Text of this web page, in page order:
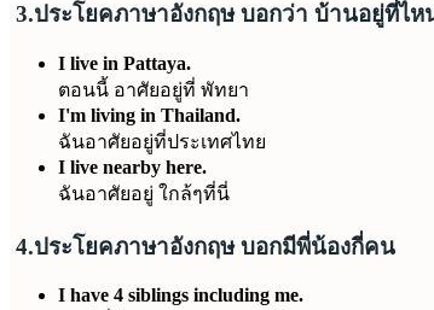
3.ประโยคภาษาอังกฤษ บอกว่า บ้านอยู่ที่ไห
I live in Pattaya.
ตอนนี้ อาศัยอยู่ที่ พัทยา
I'm living in Thailand.
ฉันอาศัยอยู่ที่ประเทศไทย
I live nearby here.
ฉันอาศัยอยู่ ใกล้ๆที่นี่
4.ประโยคภาษาอังกฤษ บอกมีพี่น้องกี่คน
I have 4 siblings including me.